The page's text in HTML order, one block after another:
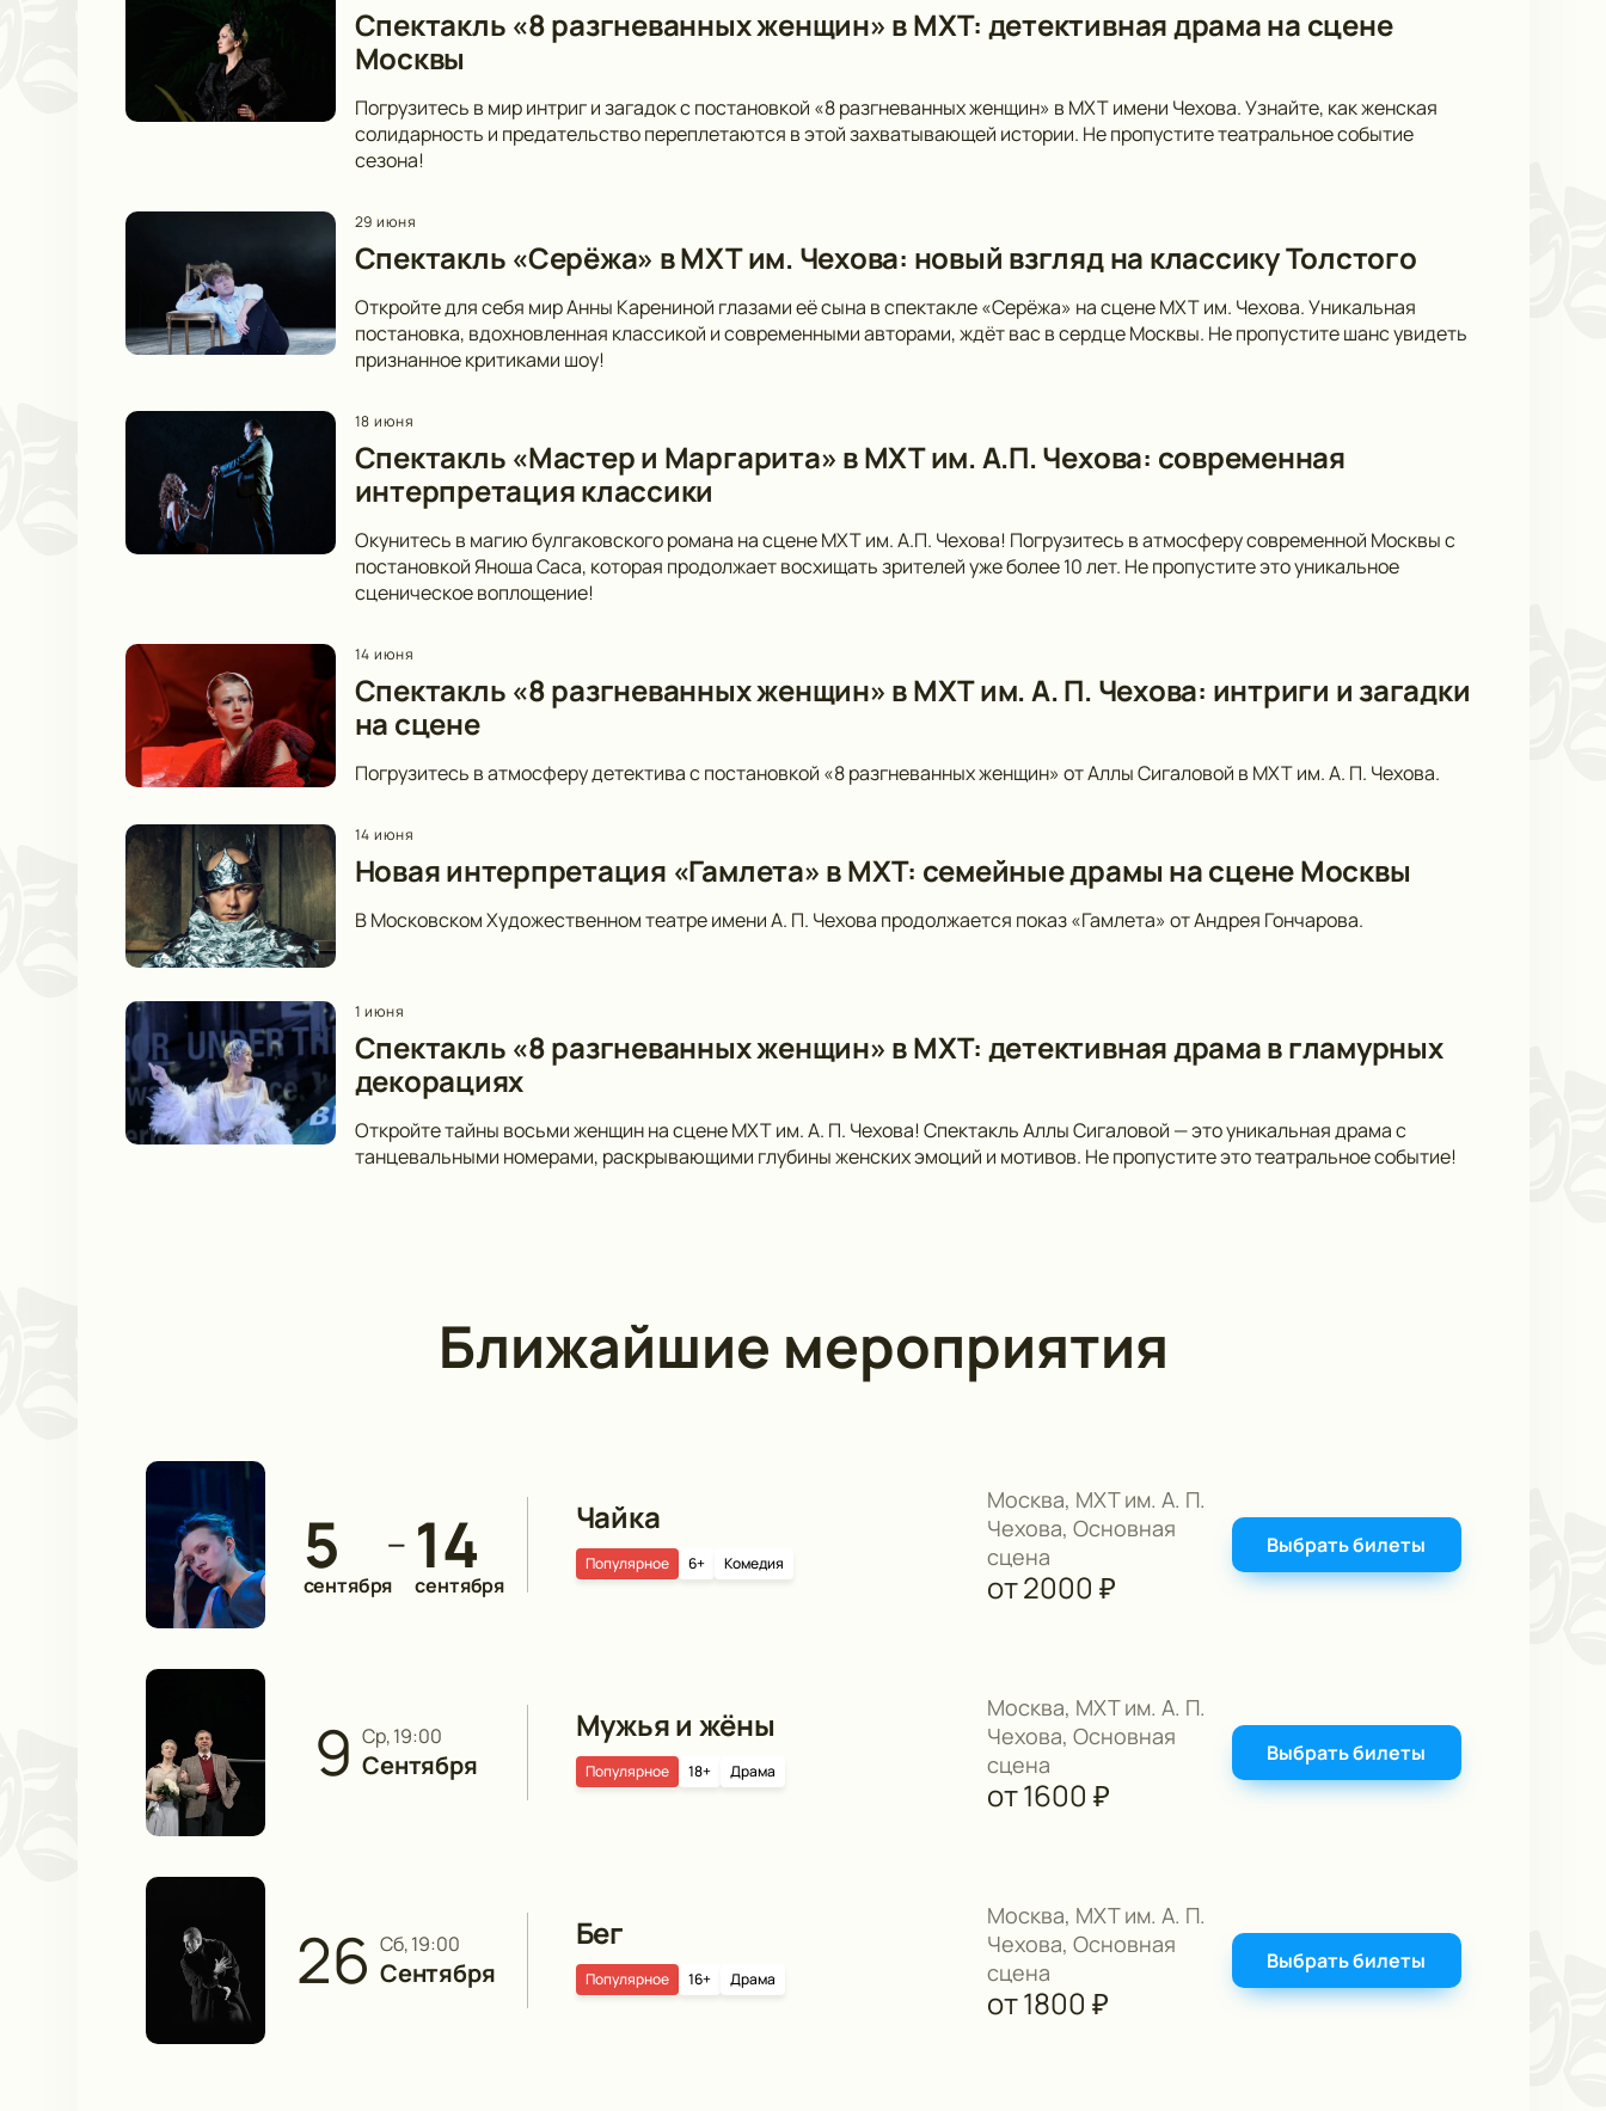
Спектакль «8 разгневанных женщин» в МХТ: детективная драма на сцене
Москвы
Погрузитесь в мир интриг и загадок с постановкой «8 разгневанных женщин» в МХТ имени Чехова. Узнайте, как женская
солидарность и предательство переплетаются в этой захватывающей истории. Не пропустите театральное событие
сезона!
29 июня
Спектакль «Серёжа» в МХТ им. Чехова: новый взгляд на классику Толстого
Откройте для себя мир Анны Карениной глазами её сына в спектакле «Серёжа» на сцене МХТ им. Чехова. Уникальная
постановка, вдохновленная классикой и современными авторами, ждёт вас в сердце Москвы. Не пропустите шанс увидеть
признанное критиками шоу!
18 июня
Спектакль «Мастер и Маргарита» в МХТ им. А.П. Чехова: современная
интерпретация классики
Окунитесь в магию булгаковского романа на сцене МХТ им. А.П. Чехова! Погрузитесь в атмосферу современной Москвы с
постановкой Яноша Саса, которая продолжает восхищать зрителей уже более 10 лет. Не пропустите это уникальное
сценическое воплощение!
14 июня
Спектакль «8 разгневанных женщин» в МХТ им. А. П. Чехова: интриги и загадки
на сцене
Погрузитесь в атмосферу детектива с постановкой «8 разгневанных женщин» от Аллы Сигаловой в МХТ им. А. П. Чехова.
14 июня
Новая интерпретация «Гамлета» в МХТ: семейные драмы на сцене Москвы
В Московском Художественном театре имени А. П. Чехова продолжается показ «Гамлета» от Андрея Гончарова.
1 июня
Спектакль «8 разгневанных женщин» в МХТ: детективная драма в гламурных
декорациях
Откройте тайны восьми женщин на сцене МХТ им. А. П. Чехова! Спектакль Аллы Сигаловой — это уникальная драма с
танцевальными номерами, раскрывающими глубины женских эмоций и мотивов. Не пропустите это театральное событие!
Ближайшие мероприятия
5
сентября
— 14
сентября
Чайка
6+ Комедия
Популярное
Москва, МХТ им. А. П.
Чехова, Основная
сцена
от2000 ₽
Выбрать билеты
9 ср, 19:00
Сентября
Мужья и жёны
18+ Драма
Популярное
Москва, МХТ им. А. П.
Чехова, Основная
сцена
от1600 ₽
Выбрать билеты
26 сб, 19:00
Сентября
Бег
16+ Драма
Популярное
Москва, МХТ им. А. П.
Чехова, Основная
сцена
от1800 ₽
Выбрать билеты